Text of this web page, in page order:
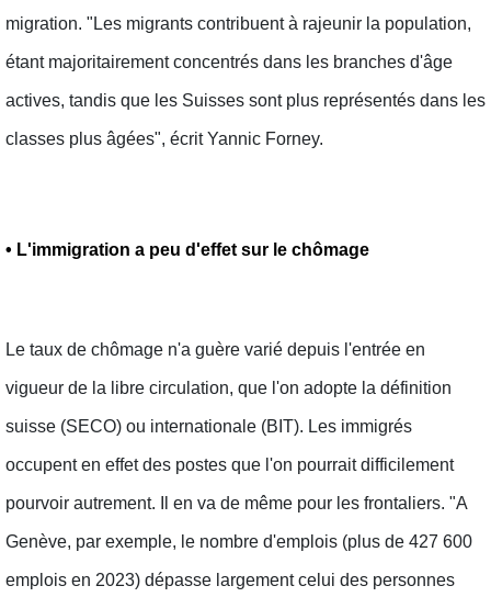
migration. "Les migrants contribuent à rajeunir la population,
étant majoritairement concentrés dans les branches d'âge
actives, tandis que les Suisses sont plus représentés dans les
classes plus âgées", écrit Yannic Forney.
• L'immigration a peu d'effet sur le chômage
Le taux de chômage n'a guère varié depuis l'entrée en
vigueur de la libre circulation, que l'on adopte la définition
suisse (SECO) ou internationale (BIT). Les immigrés
occupent en effet des postes que l'on pourrait difficilement
pourvoir autrement. Il en va de même pour les frontaliers. "A
Genève, par exemple, le nombre d'emplois (plus de 427 600
emplois en 2023) dépasse largement celui des personnes